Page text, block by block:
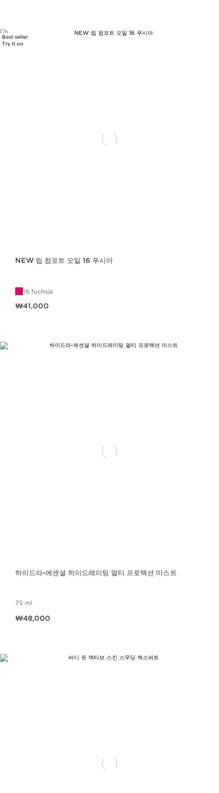
Best seller
Try it on
NEW 립 컴포트 오일 16 푸시아
16 fuchsia
₩41,000
하이드라-에센셜 하이드레이팅 멀티 프로텍션 미스트
75 ml
₩48,000